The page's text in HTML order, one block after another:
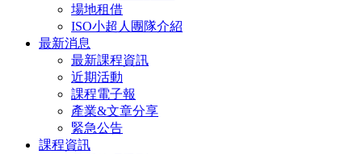
場地租借
ISO小超人團隊介紹
最新消息
最新課程資訊
近期活動
課程電子報
產業&文章分享
緊急公告
課程資訊